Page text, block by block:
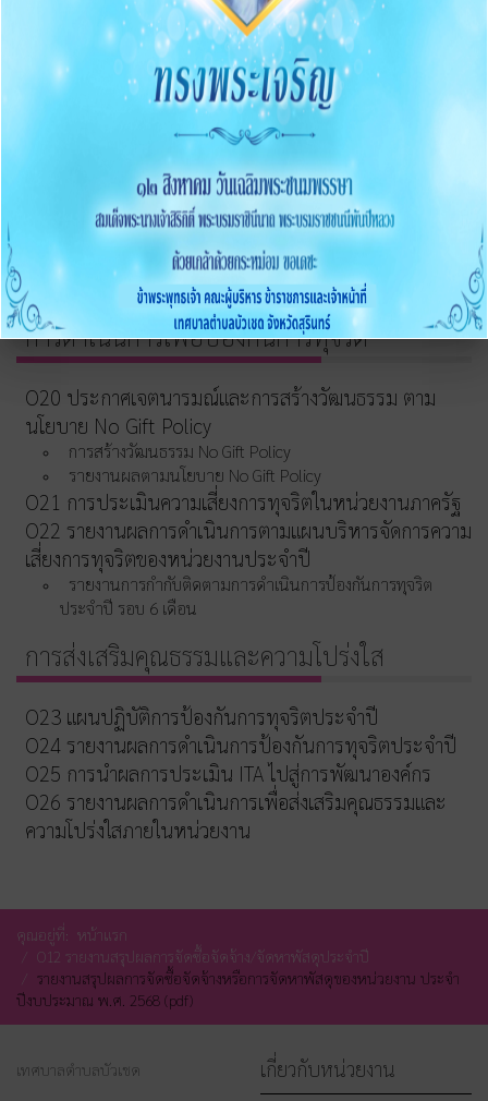
O15 ประมวลจริยธรรมและขับเคลื่อนจริยธรรม
การขับเคลื่อนจริยธรรม
การส่งเสริมความโปร่งใส
O16 แนวปฏิบัติการจัดการเรื่องร้องเรียนการทุจริตและ
ประพฤติมิชอบ
O17 ช่องทางแจ้งเรื่องร้องเรียนการทุจริต
O18 ข้อมูลสถิติเรื่องร้องเรียนการทุจริตประจำปี
O19 การเปิดโอกาสให้มีส่วนร่วม
การดำเนินการเพื่อป้องกันการทุจริต
O20 ประกาศเจตนารมณ์และการสร้างวัฒนธรรม ตาม
นโยบาย No Gift Policy
การสร้างวัฒนธรรม No Gift Policy
รายงานผลตามนโยบาย No Gift Policy
O21 การประเมินความเสี่ยงการทุจริตในหน่วยงานภาครัฐ
O22 รายงานผลการดำเนินการตามแผนบริหารจัดการความ
เสี่ยงการทุจริตของหน่วยงานประจำปี
รายงานการกำกับติดตามการดำเนินการป้องกันการทุจริต
ประจำปี รอบ 6 เดือน
การส่งเสริมคุณธรรมและความโปร่งใส
O23 แผนปฏิบัติการป้องกันการทุจริตประจำปี
O24 รายงานผลการดำเนินการป้องกันการทุจริตประจำปี
O25 การนำผลการประเมิน ITA ไปสู่การพัฒนาองค์กร
O26 รายงานผลการดำเนินการเพื่อส่งเสริมคุณธรรมและ
ความโปร่งใสภายในหน่วยงาน
คุณอยู่ที่: หน้าแรก
O12 รายงานสรุปผลการจัดซื้อจัดจ้าง/จัดหาพัสดุประจำปี
รายงานสรุปผลการจัดซื้อจัดจ้างหรือการจัดหาพัสดุของหน่วยงาน ประจำ
ปีงบประมาณ พ.ศ. 2568 (pdf)
เทศบาลตำบลบัวเชด เกี่ยวกับหน่วยงาน